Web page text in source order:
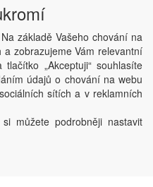
a.s. 2020
základě Vašeho chování na
zobrazujeme Vám relevantní
„Akceptuji“ souhlasíte
údajů o chování na webu
sítích a v reklamních
můžete podrobněji nastavit